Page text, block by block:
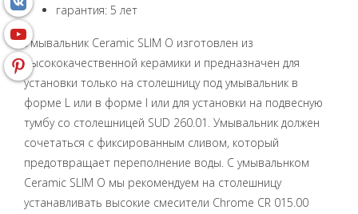
гарантия: 5 лет
Умывальник Ceramic SLIM О изготовлен из
высококачественной керамики и предназначен для
установки только на столешницу под умывальник в
форме L или в форме I или для установки на подвесную
тумбу со столешницей SUD 260.01. Умывальник должен
сочетаться с фиксированным сливом, который
предотвращает переполнение воды. С умывальнком
Ceramic SLIM О мы рекомендуем на столешницу
устанавливать высокие смесители Chrome CR 015.00